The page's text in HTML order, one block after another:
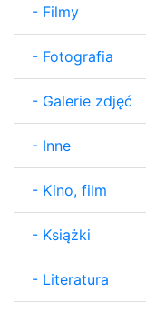
- Filmy
- Fotografia
- Galerie zdjęć
- Inne
- Kino, film
- Książki
- Literatura